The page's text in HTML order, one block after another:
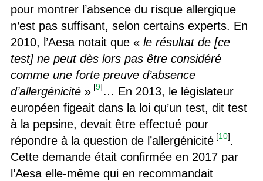
pour montrer l’absence du risque allergique
n’est pas suffisant, selon certains experts. En
2010, l’Aesa notait que « le résultat de [ce
test] ne peut dès lors pas être considéré
comme une forte preuve d’absence
d’allergénicité» [9]… En 2013, le législateur
européen figeait dans la loi qu’un test, dit test
à la pepsine, devait être effectué pour
répondre à la question de l’allergénicité [10].
Cette demande était confirmée en 2017 par
l’Aesa elle-même qui en recommandait